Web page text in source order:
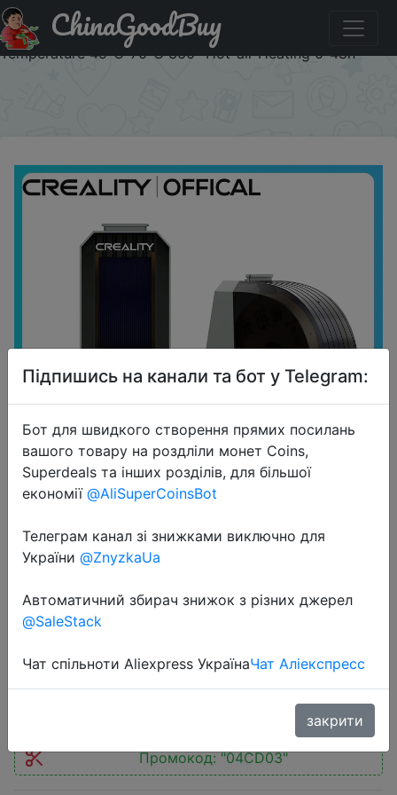
Придбати по знижці 04CD03 Creality Official Filament
Dryer Box 1KG Filament Storage Keeping Dry Adjustable
Temperature 45℃-70℃ 360° Hot-air Heating 0-48h
ChinaGoodBuy
Creality Official Filament Dryer Box
1KG Filament Storage Keeping Dry
Adjustable Temperature 45℃-70℃
360° Hot-air Heating 0-48h
$55.71
Промокод:"04CD03"
Підпишись на канали та бот у Telegram:
Бот для швидкого створення прямих посилань
вашого товару на роздліли монет Coins,
Superdeals та інших розділів, для більшої
економії @AliSuperCoinsBot
Телеграм канал зі знижками виключно для
України @ZnyzkaUa
Автоматичний збирач знижок з різних джерел
@SaleStack
Чат спільноти Aliexpress УкраїнаЧат Аліекспресс
закрити